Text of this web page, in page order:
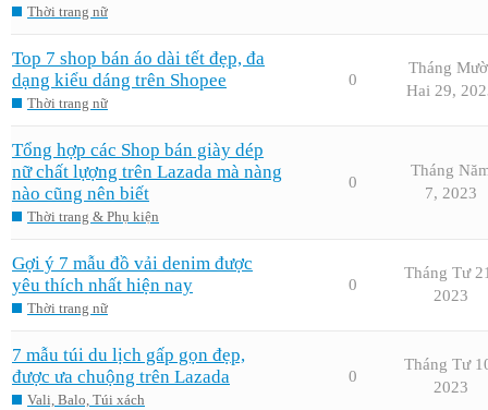
Thời trang nữ
Top 7 shop bán áo dài tết đẹp, đa
dạng kiểu dáng trên Shopee
Thời trang nữ
0
Tháng
Hai 29,
Tổng hợp các Shop bán giày dép
nữ chất lựợng trên Lazada mà nàng
nào cũng nên biết
Thời trang & Phụ kiện
0
Tháng
7, 2023
Gợi ý 7 mẫu đồ vải denim được
yêu thích nhất hiện nay
Thời trang nữ
0
Tháng Tư
2023
7 mẫu túi du lịch gấp gọn đẹp,
được ưa chuộng trên Lazada
Vali, Balo, Túi xách
0
Tháng Tư
2023